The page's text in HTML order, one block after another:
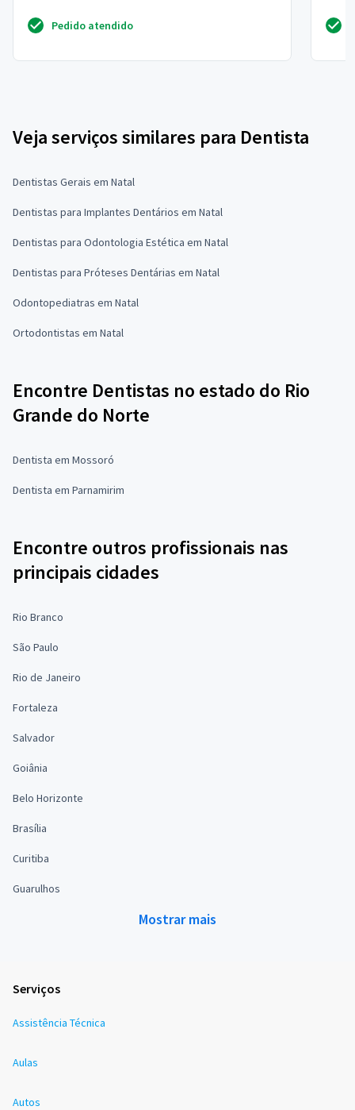
Pedido atendido
Veja serviços similares para Dentista
Dentistas Gerais em Natal
Dentistas para Implantes Dentários em Natal
Dentistas para Odontologia Estética em Natal
Dentistas para Próteses Dentárias em Natal
Odontopediatras em Natal
Ortodontistas em Natal
Encontre Dentistas no estado do Rio
Grande do Norte
Dentista em Mossoró
Dentista em Parnamirim
Encontre outros profissionais nas
principais cidades
Rio Branco
São Paulo
Rio de Janeiro
Fortaleza
Salvador
Goiânia
Belo Horizonte
Brasília
Curitiba
Guarulhos
Mostrar mais
Serviços
Assistência Técnica
Aulas
Autos